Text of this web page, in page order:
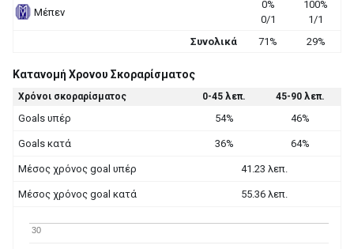
Μέπεν
0%
0/1
100%
1/1
Συνολικά
71% 29%
Κατανομή Χρονου Σκοραρίσματος
Χρόνοι σκοραρίσματος 0-45 λεπ. 45-90 λεπ.
Goals υπέρ 54% 46%
Goals κατά 36% 64%
Μέσος χρόνος goal υπέρ 41.23 λεπ.
Μέσος χρόνος goal κατά 55.36 λεπ.
30